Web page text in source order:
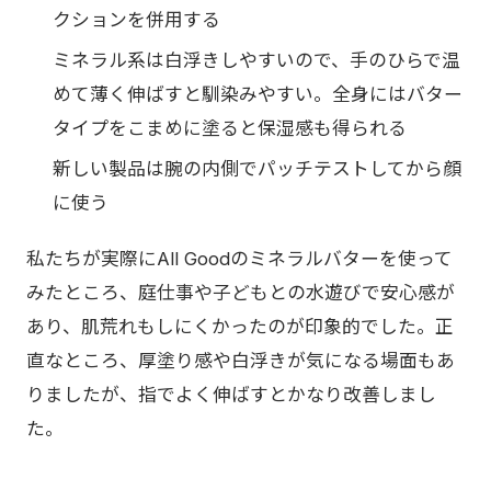
クションを併用する
ミネラル系は白浮きしやすいので、手のひらで温
めて薄く伸ばすと馴染みやすい。全身にはバター
タイプをこまめに塗ると保湿感も得られる
新しい製品は腕の内側でパッチテストしてから顔
に使う
私たちが実際にAll Goodのミネラルバターを使って
みたところ、庭仕事や子どもとの水遊びで安心感が
あり、肌荒れもしにくかったのが印象的でした。正
直なところ、厚塗り感や白浮きが気になる場面もあ
りましたが、指でよく伸ばすとかなり改善しまし
た。